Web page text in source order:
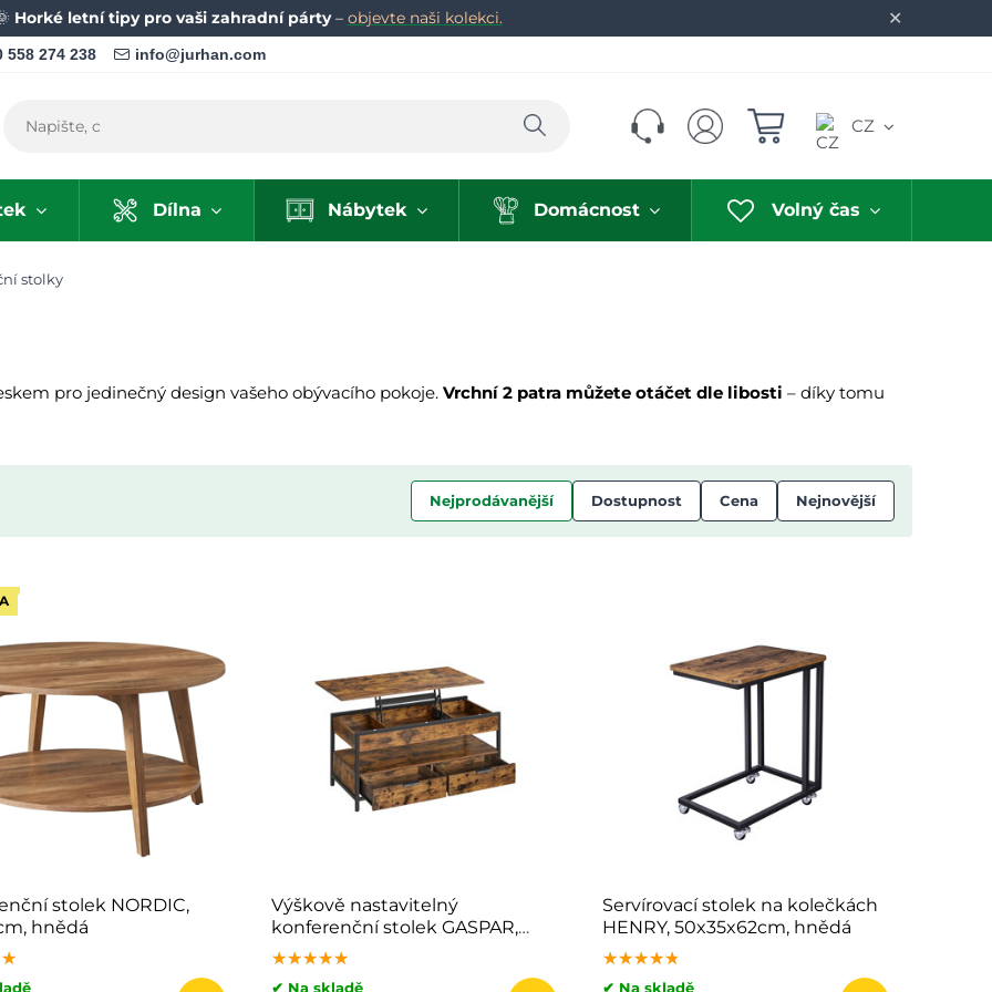
✕
Horké letní tipy pro vaši zahradní párty– objevte naši kolekci.
558 274 238 info@jurhan.com
Hledat CZ
Dílna Nábytek Domácnost Volný čas
stolky
pro jedinečný design vašeho obývacího pokoje. Vrchní 2 patra můžete otáčet dle libosti – díky tomu
Nejprodávanější Dostupnost Cena Nejnovější
stolek NORDIC,
hnědá
Výškově nastavitelný
konferenční stolek GASPAR,
50x100x(48-63)cm, hnědá/černá
★★★★★
★★★★★
★★★★★
✔ Na skladě
Servírovací stolek na kolečkách
HENRY, 50x35x62cm, hnědá
★★★★★
★★★★★
★★★★★
✔ Na skladě